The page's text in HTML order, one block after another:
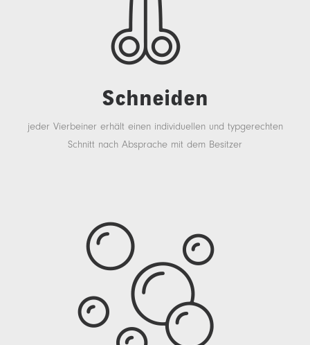
Schneiden
jeder Vierbeiner erhält einen individuellen und typgerechten
Schnitt nach Absprache mit dem Besitzer